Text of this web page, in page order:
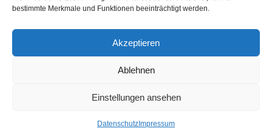
bestimmte Merkmale und Funktionen beeinträchtigt werden.
Akzeptieren
Ablehnen
Einstellungen ansehen
Datenschutz Impressum
Do 08 - 19 Uhr